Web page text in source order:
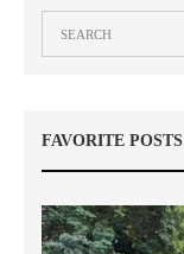
FAVORITE POSTS